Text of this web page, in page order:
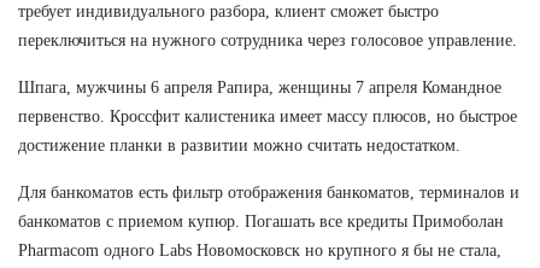
требует индивидуального разбора, клиент сможет быстро
переключиться на нужного сотрудника через голосовое управление.
Шпага, мужчины 6 апреля Рапира, женщины 7 апреля Командное
первенство. Кроссфит калистеника имеет массу плюсов, но быстрое
достижение планки в развитии можно считать недостатком.
Для банкоматов есть фильтр отображения банкоматов, терминалов и
банкоматов с приемом купюр. Погашать все кредиты Примоболан
Pharmacom одного Labs Новомосковск но крупного я бы не стала,